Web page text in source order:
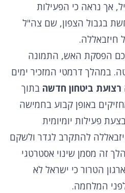
אך נראה כי הפעילות
בגבול הצפון, שם צה"ל
חיזבאללה.
הפסקת האש, התמונה
במהלך דרמטי המזכיר ימים
רצועת ביטחון חדשה בתוך
באופן קבוע בחמישה
פעילות יומיומית
להתקרב לגדר ולשקם
זה מסמן שינוי אסטרטגי
הטרור כי ישראל לא
המלחמה.